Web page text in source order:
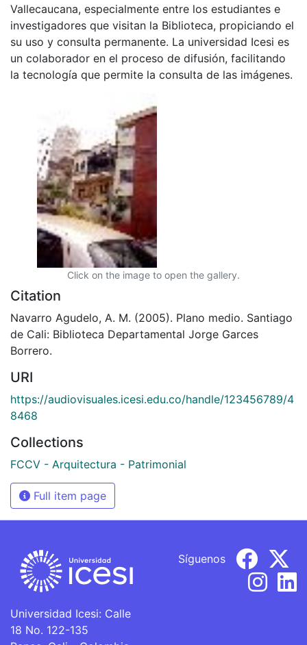
Vallecaucana, especialmente entre los estudiantes e
investigadores que visitan la Biblioteca, propiciando el
su uso y consulta permanente. La universidad Icesi es
un colaborador en el proceso de difusión, facilitando
la tecnología que permite la consulta de las imágenes.
Click on the image to open the gallery.
Citation
Navarro Agudelo, A. M. (2005). Plano medio. Santiago
de Cali: Biblioteca Departamental Jorge Garces
Borrero.
URI
https://audiovisuales.icesi.edu.co/handle/123456789/4
8468
Collections
FCCV - Arquitectura - Patrimonial
Full item page
Universidad Icesi: Calle
18 No. 122-135
Síguenos